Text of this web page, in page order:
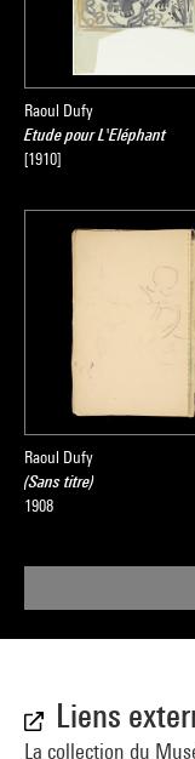
Raoul Dufy
Etude pour L'Eléphant
[1910]
Raoul Dufy
(Sans titre)
1908
Liens
La collection du